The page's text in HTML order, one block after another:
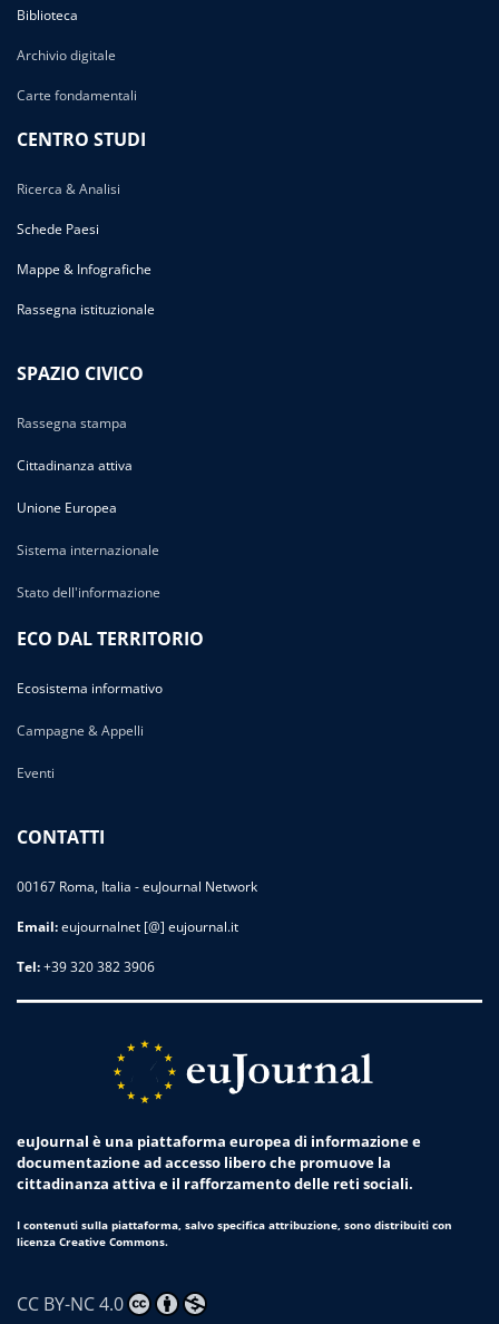
Biblioteca
Archivio digitale
Carte fondamentali
CENTRO STUDI
Ricerca & Analisi
Schede Paesi
Mappe & Infografiche
Rassegna istituzionale
SPAZIO CIVICO
Rassegna stampa
Cittadinanza attiva
Unione Europea
Sistema internazionale
Stato dell'informazione
ECO DAL TERRITORIO
Ecosistema informativo
Campagne & Appelli
Eventi
CONTATTI
00167 Roma, Italia - euJournal Network
Email:eujournalnet [@] eujournal.it
Tel:+39 320 382 3906
euJournal è una piattaforma europea di informazione e
documentazione ad accesso libero che promuove la
cittadinanza attiva e il rafforzamento delle reti sociali.
I contenuti sulla piattaforma, salvo specifica attribuzione, sono distribuiti con
licenza Creative Commons.
CC BY-NC 4.0